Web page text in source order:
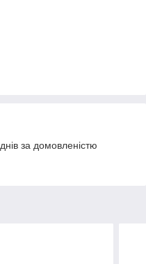
за домовленістю